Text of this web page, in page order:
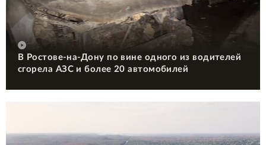
В Ростове-на-Дону по вине одного из водителей
сгорела АЗС и более 20 автомобилей